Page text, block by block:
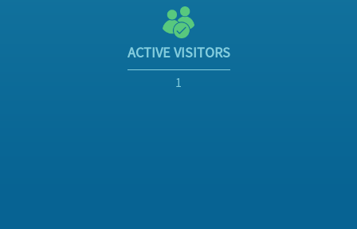
ACTIVE VISITORS
1